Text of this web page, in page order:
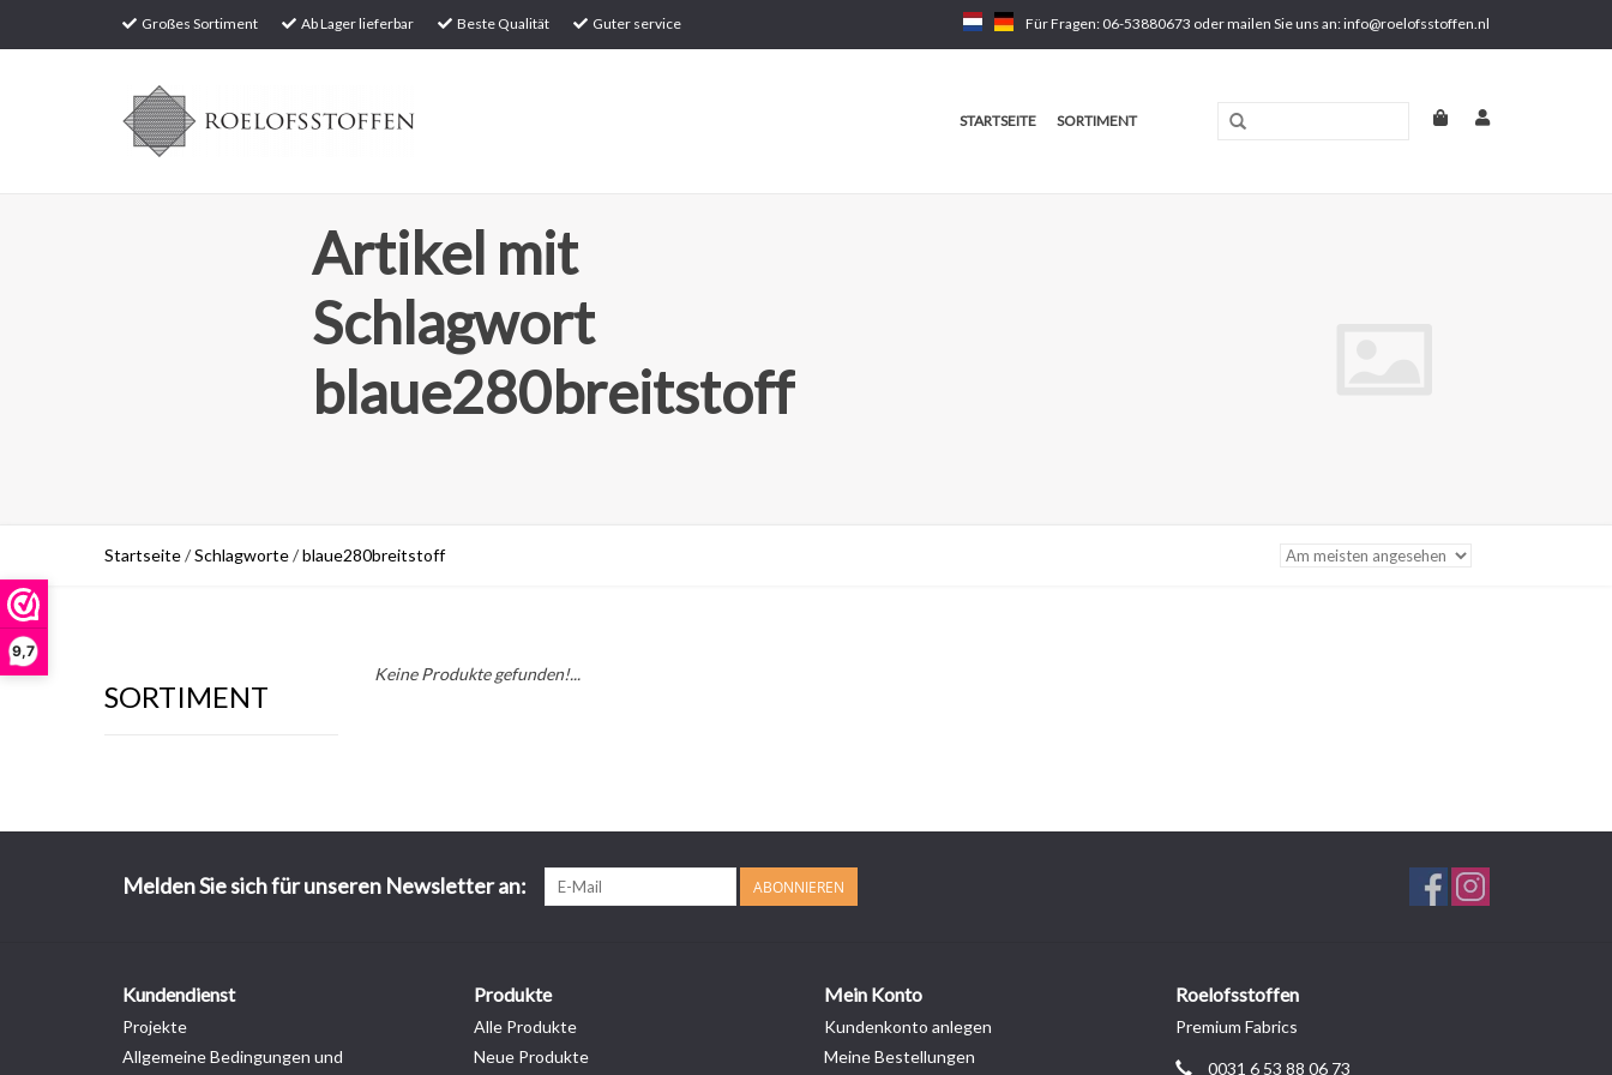
9,7
Großes Sortiment Ab Lager lieferbar Beste Qualität Guter service Für Fragen: 06-53880673 oder mailen Sie uns an:info@roelofsstoffen.nl
STARTSEITE SORTIMENT
Artikel mit
Schlagwort
blaue280breitstoff
Startseite/Schlagworte/blaue280breitstoff
SORTIMENT
Keine Produkte gefunden!...
Melden Sie sich für unseren Newsletter an: ABONNIEREN
Kundendienst
Projekte
Allgemeine Bedingungen und
Produkte
Alle Produkte
Neue Produkte
Mein Konto
Kundenkonto anlegen
Meine Bestellungen
Roelofsstoffen
Premium Fabrics
0031 6 53 88 06 73